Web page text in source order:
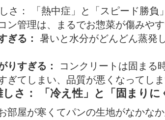
さ： 「熱中症」と「スピード勝負
ン管理は、まるでお惣菜が傷みや
ぎる：
暑いと水分がどんどん蒸発
りすぎる：
コンクリートは固まる
ぎてしまい、品質が悪くなってしま
さ： 「冷え性」と「固まりに
部屋が寒くてパンの生地がなかな